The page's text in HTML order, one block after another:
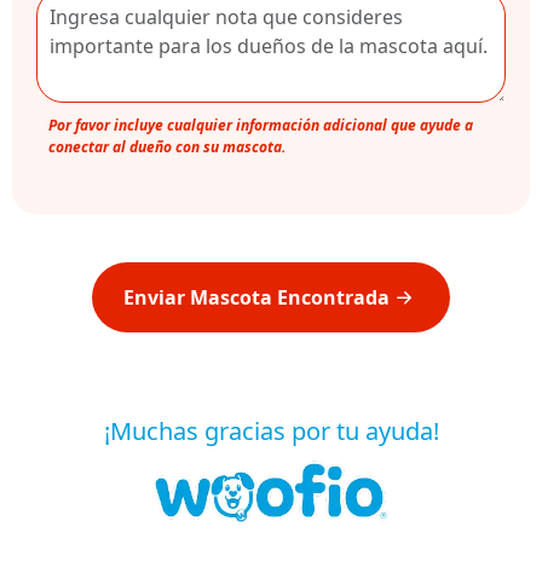
Por favor incluye cualquier información adicional que ayude a
conectar al dueño con su mascota.
Enviar Mascota Encontrada
¡Muchas gracias por tu ayuda!